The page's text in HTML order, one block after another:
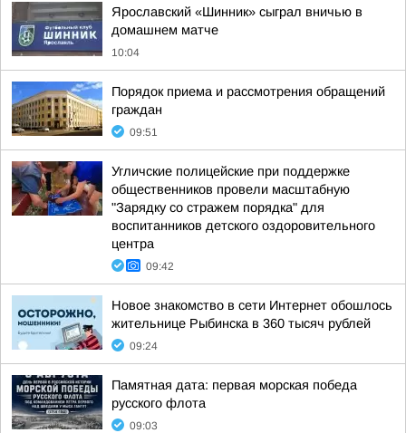
Ярославский «Шинник» сыграл вничью в
домашнем матче
10:04
Порядок приема и рассмотрения обращений
граждан
09:51
Угличские полицейские при поддержке
общественников провели масштабную
"Зарядку со стражем порядка" для
воспитанников детского оздоровительного
центра
09:42
Новое знакомство в сети Интернет обошлось
жительнице Рыбинска в 360 тысяч рублей
09:24
Памятная дата: первая морская победа
русского флота
09:03